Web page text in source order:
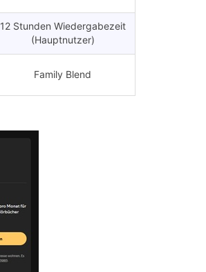
12 Stunden Wiedergabezeit
(Hauptnutzer)
Family Blend